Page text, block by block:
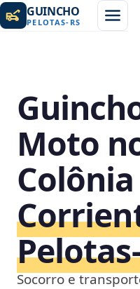
GUINCHO
PELOTAS- RS
Moto
Colônia
Socorro e